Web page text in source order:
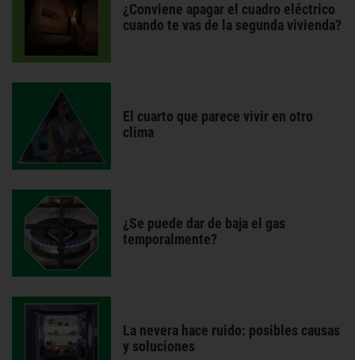
¿Conviene apagar el cuadro eléctrico
cuando te vas de la segunda vivienda?
El cuarto que parece vivir en otro
clima
¿Se puede dar de baja el gas
temporalmente?
La nevera hace ruido: posibles causas
y soluciones